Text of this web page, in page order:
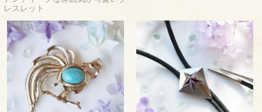
レスレット